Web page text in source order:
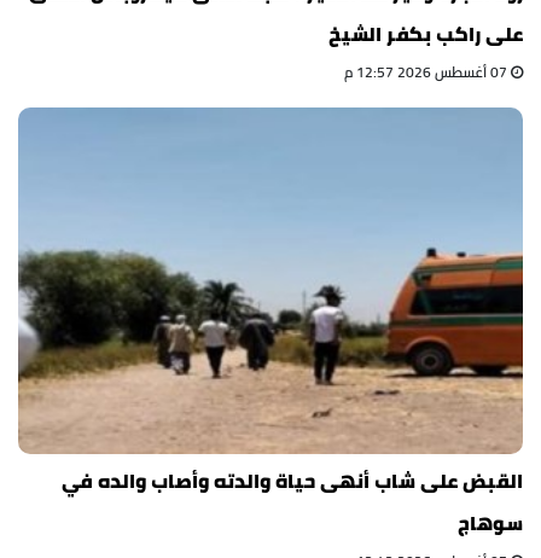
على راكب بكفر الشيخ
القبض على شاب أنهى حياة والدته وأصاب والده في
سوهاج